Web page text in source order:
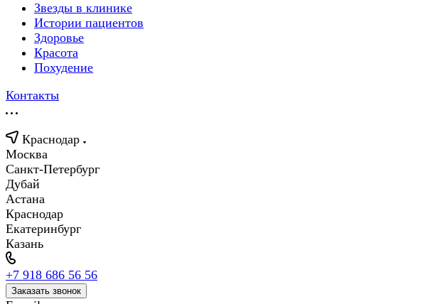
Звезды в клинике
Истории пациентов
Здоровье
Красота
Похудение
Контакты
Краснодар
Москва
Санкт-Петербург
Дубай
Астана
Краснодар
Екатеринбург
Казань
+7 918 686 56 56
Заказать звонок